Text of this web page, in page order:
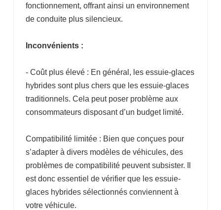
fonctionnement, offrant ainsi un environnement
de conduite plus silencieux.
Inconvénients :
- Coût plus élevé : En général, les essuie-glaces
hybrides sont plus chers que les essuie-glaces
traditionnels. Cela peut poser problème aux
consommateurs disposant d’un budget limité.
Compatibilité limitée : Bien que conçues pour
s’adapter à divers modèles de véhicules, des
problèmes de compatibilité peuvent subsister. Il
est donc essentiel de vérifier que les essuie-
glaces hybrides sélectionnés conviennent à
votre véhicule.